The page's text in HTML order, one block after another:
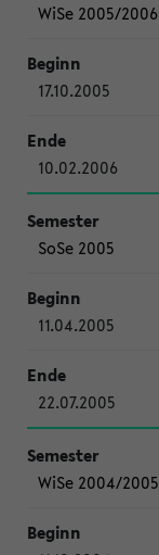
WiSe 2005/2006
17.10.2005
10.02.2006
SoSe 2005
11.04.2005
22.07.2005
WiSe 2004/2005